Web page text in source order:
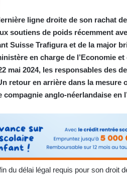
ligne droite de son rachat
soutiens de poids récemment
Suisse Trafigura et de la major
en charge de l’Economie
mai 2024, les responsables des
retour en arrière dans la mesure
compagnie anglo-néerlandaise en
du délai légal requis pour son droit